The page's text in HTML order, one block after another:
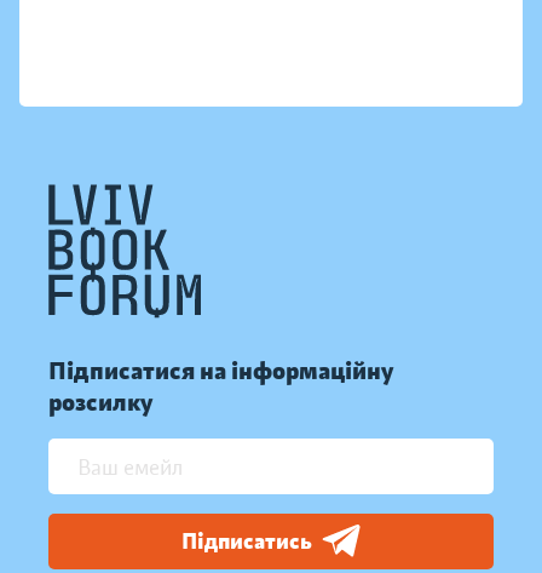
Підписатися на інформаційну
розсилку
Підписатись